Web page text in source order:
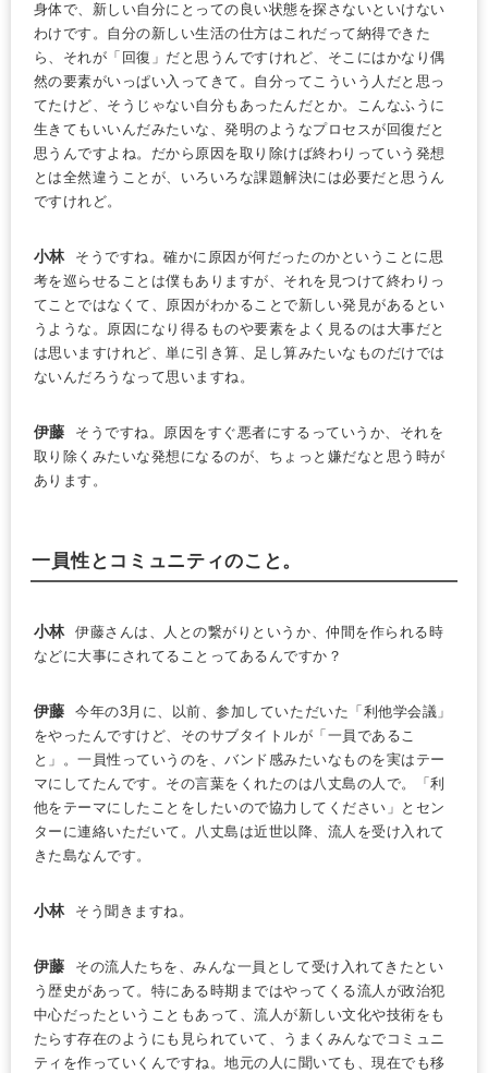
身体で、新しい自分にとっての良い状態を探さないといけない
わけです。自分の新しい生活の仕方はこれだって納得できた
ら、それが「回復」だと思うんですけれど、そこにはかなり偶
然の要素がいっぱい入ってきて。自分ってこういう人だと思っ
てたけど、そうじゃない自分もあったんだとか。こんなふうに
生きてもいいんだみたいな、発明のようなプロセスが回復だと
思うんですよね。だから原因を取り除けば終わりっていう発想
とは全然違うことが、いろいろな課題解決には必要だと思うん
ですけれど。
小林
そうですね。確かに原因が何だったのかということに思
考を巡らせることは僕もありますが、それを見つけて終わりっ
てことではなくて、原因がわかることで新しい発見があるとい
うような。原因になり得るものや要素をよく見るのは大事だと
は思いますけれど、単に引き算、足し算みたいなものだけでは
ないんだろうなって思いますね。
伊藤
そうですね。原因をすぐ悪者にするっていうか、それを
取り除くみたいな発想になるのが、ちょっと嫌だなと思う時が
あります。
一員性とコミュニティのこと。
小林
伊藤さんは、人との繋がりというか、仲間を作られる時
などに大事にされてることってあるんですか？
伊藤
今年の3月に、以前、参加していただいた「利他学会議」
をやったんですけど、そのサブタイトルが「一員であるこ
と」。一員性っていうのを、バンド感みたいなものを実はテー
マにしてたんです。その言葉をくれたのは八丈島の人で。「利
他をテーマにしたことをしたいので協力してください」とセン
ターに連絡いただいて。八丈島は近世以降、流人を受け入れて
きた島なんです。
小林 そう聞きますね。
伊藤
その流人たちを、みんな一員として受け入れてきたとい
う歴史があって。特にある時期まではやってくる流人が政治犯
中心だったということもあって、流人が新しい文化や技術をも
たらす存在のようにも見られていて、うまくみんなでコミュニ
ティを作っていくんですね。地元の人に聞いても、現在でも移